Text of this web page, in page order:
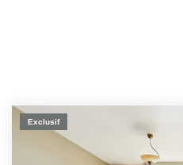
Exclusif